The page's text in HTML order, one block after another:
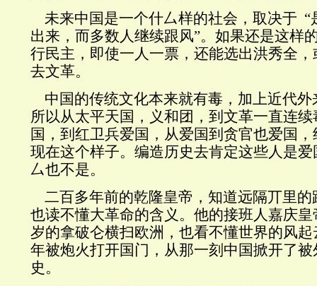
未来中国是一个什厶样的社会，取决于 “
出来，而多数人继续跟风”。如果还是这样
行民主，即使一人一票，还能选出洪秀全
去文革。
中国的传统文化本来就有毒，加上近代外
所以从太平天国，义和团，到文革一直连
国，到红卫兵爱国，从爱国到贪官也爱国
现在这个样子。编造历史去肯定这些人是
厶也不是。
二百多年前的乾隆皇帝，知道远隔丌里的
也读不懂大革命的含义。他的接班人嘉庆
岁的拿破仑横扫欧洲，也看不懂世界的风
年被炮火打开国门，从那一刻中国掀开了
史。